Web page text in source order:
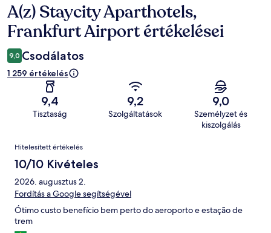
Értékelések
A(z) Staycity Aparthotels,
Frankfurt Airport értékelései
9,0 Csodálatos
1 259 értékelés
9,4
Tisztaság
9,2
Szolgáltatások
9,0
Személyzet és
kiszolgálás
Értékelések
Hitelesített értékelés
10/10 Kivételes
2026. augusztus 2.
Fordítás a Google segítségével
Ótimo custo benefício bem perto do aeroporto e estação de
trem